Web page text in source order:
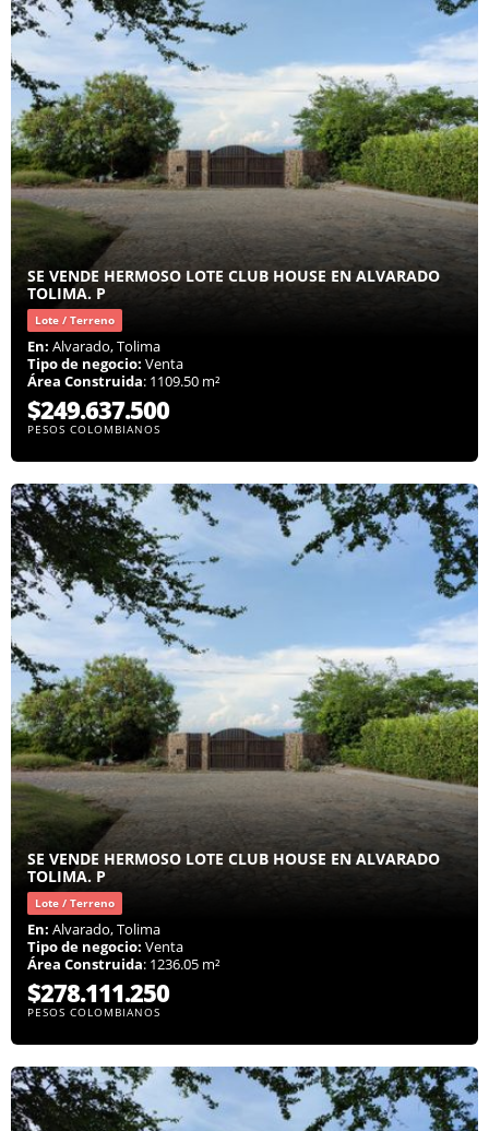
SE VENDE HERMOSO LOTE CLUB HOUSE EN ALVARADO
TOLIMA. P
Lote / Terreno
En: Alvarado, Tolima
Tipo de negocio: Venta
Área Construida: 1109.50 m²
$249.637.500
PESOS COLOMBIANOS
SE VENDE HERMOSO LOTE CLUB HOUSE EN ALVARADO
TOLIMA. P
Lote / Terreno
En: Alvarado, Tolima
Tipo de negocio: Venta
Área Construida: 1236.05 m²
$278.111.250
PESOS COLOMBIANOS